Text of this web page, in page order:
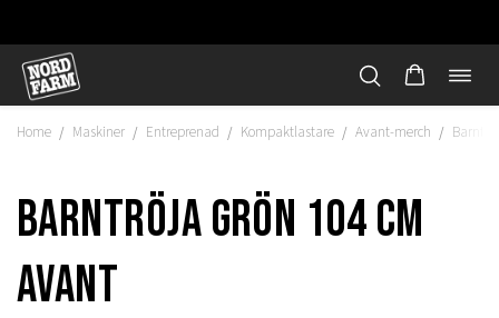
Hoppa
innehåll
Home / Maskiner / Entreprenad / Kompaktlastare / Avant-merch /
Barntröja grön 104 cm
Avant